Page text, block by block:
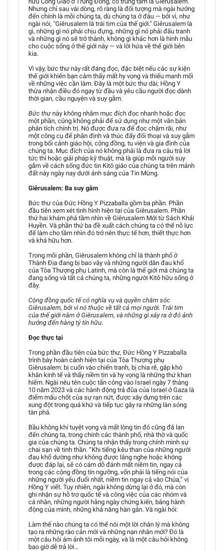
Nhưng chỉ sau vài dòng, rõ ràng là đối tượng mà ngài hướng
đến chính là mỗi chúng ta, dù chúng ta ở đâu — bởi vì, như
ngài nói, "Giêrusalem là trái tim của thế giới." Giêrusalem là
gì, những gì nó phải chịu đựng, những gì nó phải đấu tranh
và những gì nó sẽ trở thành, không gì khác hơn là hình mẫu
cho cuộc sống ở thế giới này — và lời hứa về thế giới bên
kia.
Vì vậy, bức thư này rất đáng đọc, đặc biệt nếu các sự kiện
thế giới khiến bạn cảm thấy mất hy vọng và thiếu manh mối
về những việc cần làm. Đây là một bức thư dài; Hồng Y
thừa nhận điều đó ngay từ đầu và yêu cầu người đọc dành
thời gian, cầu nguyện và suy gẫm.
Bức thưnày không nhằm mục đích đọc nhanh hoặc đọc
một phần, cũng không phải để sử dụng như một văn bản
phân tích chính trị. Nó được đưa ra để đọc chậm rãi, như
một công cụ để phân định và thúc đẩy đối thoại và suy gẫm
trong bối cảnh giáo hội, cộng đồng, tu viện và gia đình của
chúng ta. Mục đích của nó không phải là đưa ra câu trả lời
tức thì hoặc giải pháp kỹ thuật, mà là giúp mỗi người suy
gẫm về cách sống đức tin Kitô giáo của chúng ta trên mảnh
đất này ngày nay dưới ánh sáng của Tin Mừng.
Giêrusalem: Ba suy gẫm
Bức thư của Đức Hồng Y Pizzaballa gồm ba phần. Phần
đầu tiên xem xét tình hình hiện tại của Giêrusalem. Phần
thứ hai khám phá tầm nhìn về Giêrusalem Mới từ Sách Khải
Huyền. Và phần thứ ba đề xuất cách chúng ta có thể nỗ lực
để làm cho tầm nhìn đó trở nên thực tế hơn, thiết thực hơn
và khả hữu hơn.
Trong mỗi phần, Giêrusalem không chỉ là thành phố ở
Thánh Địa đang bị bao vây và những người dân đau khổ
của Tòa Thượng phụ Latinh, mà còn là thế giới mà chúng ta
đang sống và tất cả chúng ta, những người Kitô hữu sống ở
đây.
Cộng đồng quốc tế có nghĩa vụ và quyền chăm sóc
Giêrusalem, bởi vì nó thuộc về tất cả mọi người. Trái tim
của thế giới nằm ở Giêrusalem, và những gì xảy ra ở đó ảnh
hưởng đến hàng tỷ tín hữu.
Đọc thực tại
Trong phần đầu tiên của bức thư, Đức Hồng Y Pizzaballa
trình bày hoàn cảnh hiện tại của Tòa Thượng phụ
Giêrusalem: bị cuốn vào chiến tranh, bị chia rẽ, gặp khó
khăn kinh tế và thấy niềm tin và hy vọng là những thứ khan
hiếm. Ngài nêu tên cuộc tấn công vào Israel ngày 7 tháng
10 năm 2023 và các hành động trả đũa của Israel ở Gaza là
điểm mấu chốt của sự rạn nứt, được xây dựng trên các
xung đột trong quá khứ và tiếp tục gây ra những làn sóng
tàn phá.
Bầu không khí tuyệt vọng và mất lòng tin đó cũng đã lan
đến chúng ta, trong chính các thành phố, nhà thờ và quốc
gia của chúng ta. Chúng ta nhận thấy trong chính mình sự
chai sạn về tinh thần. “Khi tiếng kêu than của những người
đau khổ dường như không được lắng nghe hoặc không
được đáp lại, sẽ có cám dỗ đánh mất niềm tin, ngay cả
trong các cộng đồng tín ngưỡng, vốn phải là tiếng nói của
những người yếu đuối nhất, niềm tin ngay cả vào Chúa,” vị
Hồng Y viết. Tuy nhiên, ngài không dừng lại ở đó, mà còn
ghi nhận sự hỗ trợ quốc tế và công việc của các nhóm và
cá nhân, những người hằng ngày chứng kiến, bằng hành
động của mình, những khả năng hàn gắn. Và ngài hỏi:
Làm thế nào chúng ta có thể nói một lời chân lý mà không
tạo ra những rào cản mới và những nạn nhân mới? Đó là
một câu hỏi ám ảnh tôi mỗi ngày, và là một câu hỏi không
bao giờ dễ trả lời…